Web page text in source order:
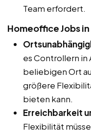
Team erfordert.
Homeoffice Jobs
es Controllern in
beliebigen Ort
größere
bieten kann.
Erreichbarkeit
Flexibilität